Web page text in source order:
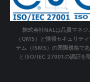
株式会社NALは品質マネジ
（QMS）と情報セキュリテ
テム（ISMS）の国際規格で
とISO/IEC 27001の認証を取